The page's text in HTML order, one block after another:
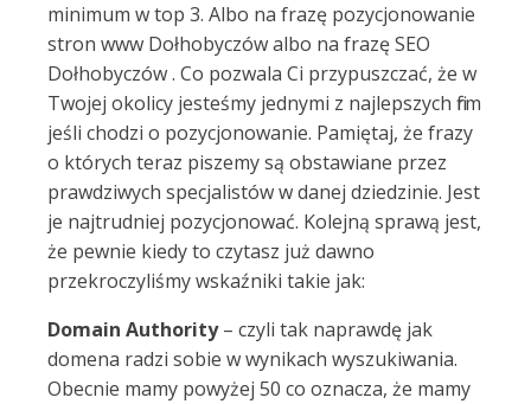
minimum w top 3. Albo na frazę pozycjonowanie
stron www Dołhobyczów albo na frazę SEO
Dołhobyczów . Co pozwala Ci przypuszczać, że w
Twojej okolicy jesteśmy jednymi z najlepszych firm
jeśli chodzi o pozycjonowanie. Pamiętaj, że frazy
o których teraz piszemy są obstawiane przez
prawdziwych specjalistów w danej dziedzinie. Jest
je najtrudniej pozycjonować. Kolejną sprawą jest,
że pewnie kiedy to czytasz już dawno
przekroczyliśmy wskaźniki takie jak:
Domain Authority– czyli tak naprawdę jak
domena radzi sobie w wynikach wyszukiwania.
Obecnie mamy powyżej 50 co oznacza, że mamy